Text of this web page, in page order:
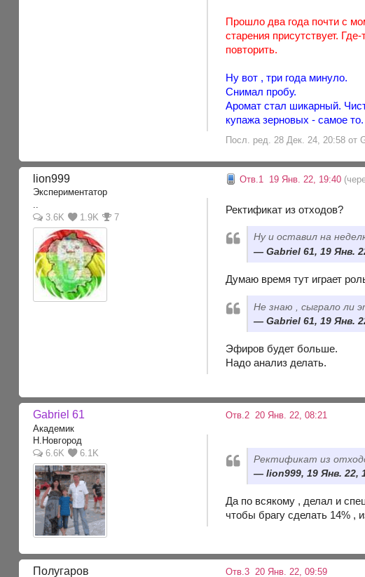
Прошло два года почти с
старения присутствует.
повторить.
Ну вот , три года минуло.
Снимал пробу.
Аромат стал шикарный.
купажа зерновых - самое
Посл. ред. 28 Дек. 24, 20:58 от
lion999
Экспериментатор
3.6K
1.9K 7
Отв.1 19 Янв. 22, 19:40
Ректификат из отходов?
Ну и оставил на
Gabriel 61, 19 Янв.
Думаю время тут играет
Не знаю , сыграло ли
Gabriel 61, 19 Янв.
Эфиров будет больше.
Надо анализ делать.
Gabriel 61
Академик
Н.Новгород
6.6K
6.1K
Отв.2 20 Янв. 22, 08:21
Ректификат из
lion999, 19 Янв. 22,
Да по всякому , делал и
чтобы брагу сделать 14% ,
Полугаров Отв.3 20 Янв. 22, 09:59